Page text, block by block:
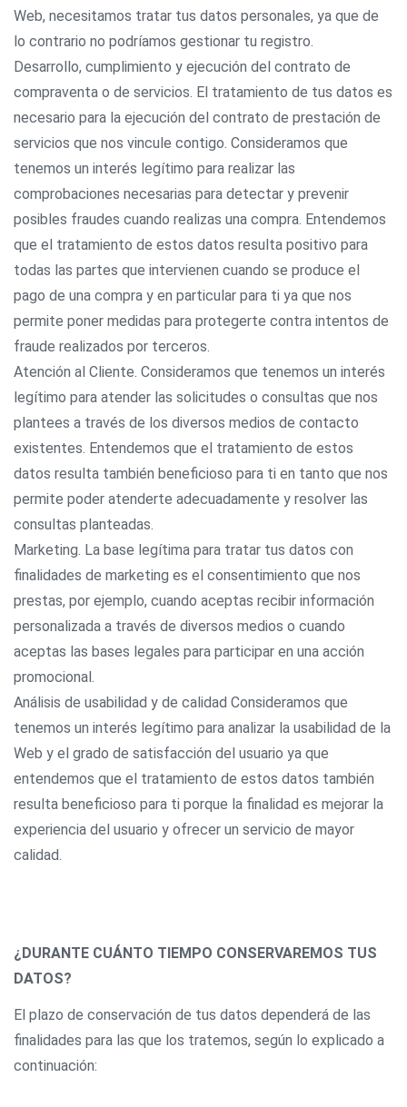
Web, necesitamos tratar tus datos personales, ya que de
lo contrario no podríamos gestionar tu registro.
Desarrollo, cumplimiento y ejecución del contrato de
compraventa o de servicios. El tratamiento de tus datos es
necesario para la ejecución del contrato de prestación de
servicios que nos vincule contigo. Consideramos que
tenemos un interés legítimo para realizar las
comprobaciones necesarias para detectar y prevenir
posibles fraudes cuando realizas una compra. Entendemos
que el tratamiento de estos datos resulta positivo para
todas las partes que intervienen cuando se produce el
pago de una compra y en particular para ti ya que nos
permite poner medidas para protegerte contra intentos de
fraude realizados por terceros.
Atención al Cliente. Consideramos que tenemos un interés
legítimo para atender las solicitudes o consultas que nos
plantees a través de los diversos medios de contacto
existentes. Entendemos que el tratamiento de estos
datos resulta también beneficioso para ti en tanto que nos
permite poder atenderte adecuadamente y resolver las
consultas planteadas.
Marketing. La base legítima para tratar tus datos con
finalidades de marketing es el consentimiento que nos
prestas, por ejemplo, cuando aceptas recibir información
personalizada a través de diversos medios o cuando
aceptas las bases legales para participar en una acción
promocional.
Análisis de usabilidad y de calidad Consideramos que
tenemos un interés legítimo para analizar la usabilidad de la
Web y el grado de satisfacción del usuario ya que
entendemos que el tratamiento de estos datos también
resulta beneficioso para ti porque la finalidad es mejorar la
experiencia del usuario y ofrecer un servicio de mayor
calidad.
¿DURANTE CUÁNTO TIEMPO CONSERVAREMOS TUS
DATOS?
El plazo de conservación de tus datos dependerá de las
finalidades para las que los tratemos, según lo explicado a
continuación: